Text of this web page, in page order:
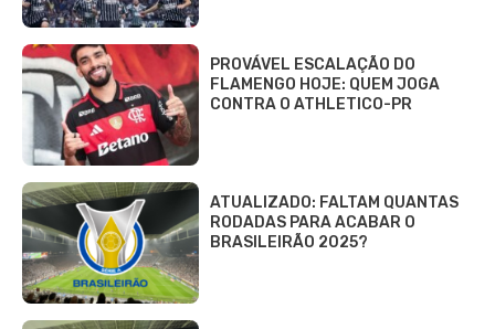
PROVÁVEL ESCALAÇÃO DO
FLAMENGO HOJE: QUEM JOGA
CONTRA O ATHLETICO-PR
ATUALIZADO: FALTAM QUANTAS
RODADAS PARA ACABAR O
BRASILEIRÃO 2025?